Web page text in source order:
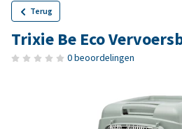
Terug
Trixie Be Eco
0 beoordelingen